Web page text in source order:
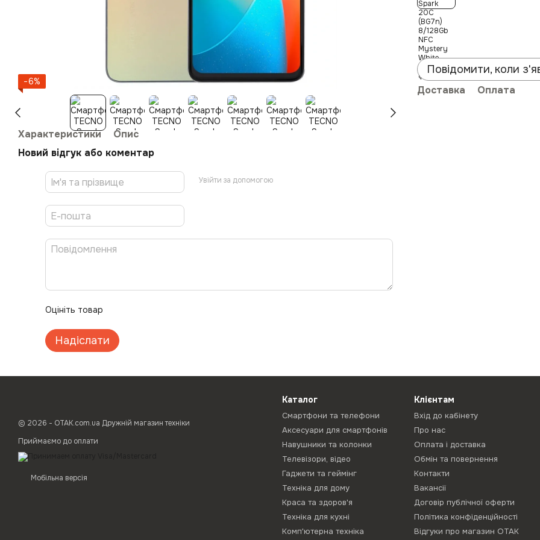
−6%
Характеристики
Опис
Новий відгук або коментар
Увійти за допомогою
Оцініть товар
Надіслати
Повідомити, коли
Доставка Оплата
© 2026 - ОТАК.com.ua Дружній магазин техніки
Приймаємо до оплати
Мобільна версія
Каталог
Смартфони та телефони
Аксесуари для смартфонів
Навушники та колонки
Телевізори, відео
Гаджети та геймінг
Техніка для дому
Краса та здоров'я
Техніка для кухні
Комп'ютерна техніка
Клієнтам
Вхід до кабінету
Про нас
Оплата і доставка
Обмін та повернення
Контакти
Вакансії
Договір публічної оферти
Політика конфіденційності
Відгуки про магазин ОТАК